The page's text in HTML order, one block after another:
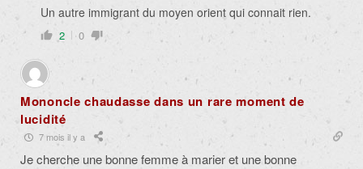
Un autre immigrant du moyen orient qui connait rien.
2 0
Mononcle chaudasse dans un rare moment de
lucidité
7 mois il y a
Je cherche une bonne femme à marier et une bonne